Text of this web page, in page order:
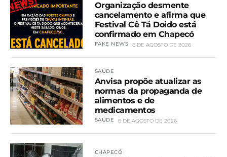
Organização desmente
cancelamento e afirma que
Festival Cê Tá Doido está
confirmado em Chapecó
FAKE NEWS 6 DE AGOSTO DE 2026
SAÚDE
Anvisa propõe atualizar as
normas da propaganda de
alimentos e de
medicamentos
SAÚDE 6 DE AGOSTO DE 2026
CHAPECÓ